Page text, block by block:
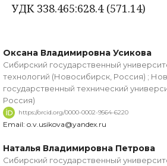
УДК 338.465:628.4 (571.14)
Оксана Владимировна Усикова
Сибирский государственный
технологий (Новосибирск, Россия) ;
государственный технический
Россия)
https://orcid.org/0000-0002-9564-6220
Email: o.v.usikova@yandex.ru
Наталья Владимировна Петрова
Сибирский государственный